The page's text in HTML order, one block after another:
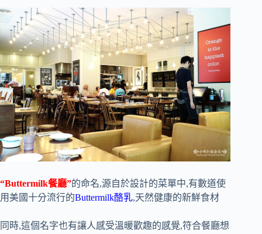
“Buttermilk餐廳”的命名,源自於設計的菜單中,有數道使
用美國十分流行的Buttermilk酪乳,天然健康的新鮮食材
同時,這個名字也有讓人感受溫暖歡趣的感覺,符合餐廳想